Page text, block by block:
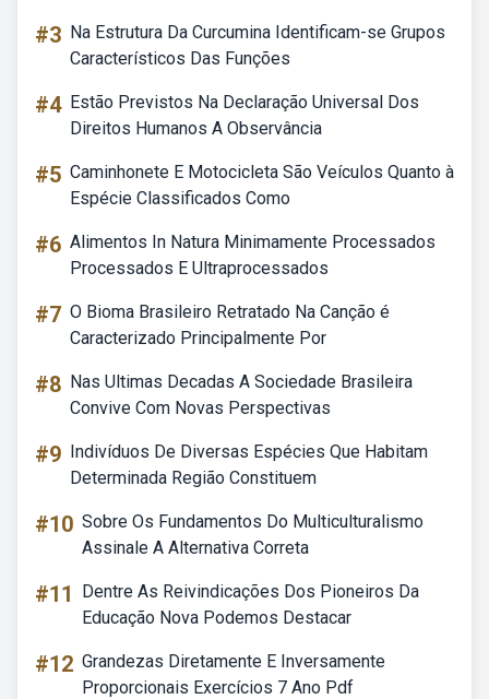
#3 Na Estrutura Da Curcumina Identificam-se Grupos
Característicos Das Funções
#4 Estão Previstos Na Declaração Universal Dos
Direitos Humanos A Observância
#5 Caminhonete E Motocicleta São Veículos Quanto à
Espécie Classificados Como
#6 Alimentos In Natura Minimamente Processados
Processados E Ultraprocessados
#7 O Bioma Brasileiro Retratado Na Canção é
Caracterizado Principalmente Por
#8 Nas Ultimas Decadas A Sociedade Brasileira
Convive Com Novas Perspectivas
#9 Indivíduos De Diversas Espécies Que Habitam
Determinada Região Constituem
#10 Sobre Os Fundamentos Do Multiculturalismo
Assinale A Alternativa Correta
#11
Dentre As Reivindicações Dos Pioneiros Da
Educação Nova Podemos Destacar
#12 Grandezas Diretamente E Inversamente
Proporcionais Exercícios 7 Ano Pdf